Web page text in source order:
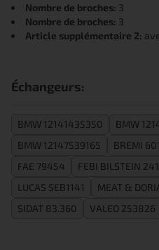
Nombre de broches: 3
Nombre de broches: 3
Article supplémentaire 2:
Échangeurs:
BMW 12141435350
BMW
BMW 12147539165
BREMI
FAE 79454
FEBI BILSTEIN
LUCAS SEB1141
MEAT &
SIDAT 83.360
VALEO 253826